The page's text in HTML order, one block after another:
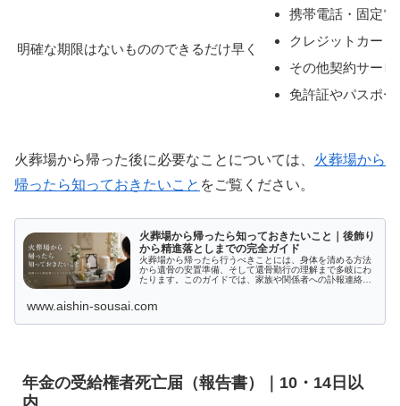
明確な期限はないもののできるだけ早く
携帯電話・固定
クレジットカー
その他契約サー
免許証やパスポ
火葬場から帰った後に必要なことについては、 火葬場から
帰ったら知っておきたいこと をご覧ください。
火葬場から帰ったら知っておきたいこと｜後飾り
から精進落としまでの完全ガイド
火葬場から帰ったら行うべきことには、身体を清める方法
から遺骨の安置準備、そして還骨勤行の理解まで多岐にわ
たります。このガイドでは、家族や関係者への訃報連絡の
安らかにするための供養の手順をしっかり学びましょう。
www.aishin-sousai.com
年金の受給権者死亡届（報告書）｜10・14日以
内